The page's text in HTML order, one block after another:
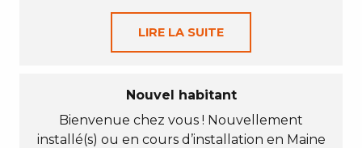
LIRE LA SUITE
Nouvel habitant
Bienvenue chez vous ! Nouvellement
installé(s) ou en cours d’installation en Maine